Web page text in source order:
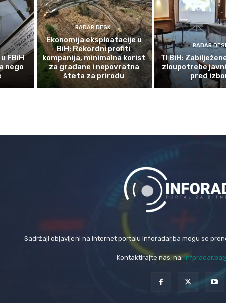
FBiH
nego
RADAR DESK
Ekonomija eksploatacije u
BiH: Rekordni profiti
kompanija, minimalna korist
za građane i nepovratna
šteta za prirodu
RADAR
TI BiH:
zloupotrebe
pred
Sadržaji objavljeni na internet portalu inforadar.ba mogu se
Kontaktirajte nas: na: